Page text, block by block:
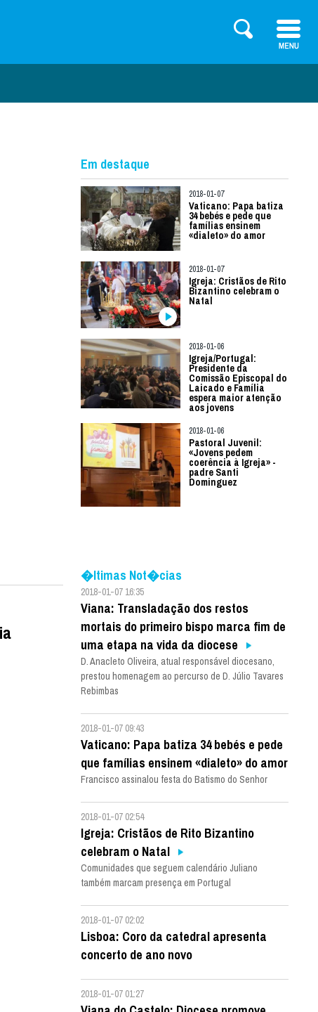
Em destaque
2018-01-07
Vaticano: Papa batiza
34 bebés e pede que
famílias ensinem
«dialeto» do amor
2018-01-07
Igreja: Cristãos de Rito
Bizantino celebram o
Natal
2018-01-06
Igreja/Portugal:
Presidente da
Comissão Episcopal do
Laicado e Família
espera maior atenção
aos jovens
2018-01-06
Pastoral Juvenil:
«Jovens pedem
coerência à Igreja» -
padre Santi
Dominguez
�ltimas Not�cias
2018-01-07 16:35
Viana: Transladação dos restos
mortais do primeiro bispo marca fim de
uma etapa na vida da diocese
D. Anacleto Oliveira, atual responsável diocesano,
prestou homenagem ao percurso de D. Júlio Tavares
Rebimbas
2018-01-07 09:43
Vaticano: Papa batiza 34 bebés e pede
que famílias ensinem «dialeto» do amor
Francisco assinalou festa do Batismo do Senhor
2018-01-07 02:54
Igreja: Cristãos de Rito Bizantino
celebram o Natal
Comunidades que seguem calendário Juliano
também marcam presença em Portugal
2018-01-07 02:02
Lisboa: Coro da catedral apresenta
concerto de ano novo
2018-01-07 01:27